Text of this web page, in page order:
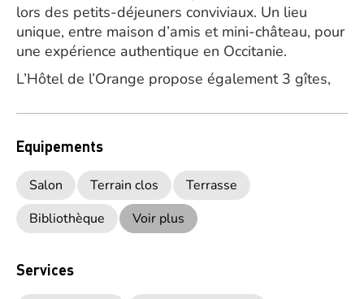
lors des petits-déjeuners conviviaux. Un lieu
unique, entre maison d’amis et mini-château, pour
une expérience authentique en Occitanie.
L’Hôtel de l’Orange propose également 3 gîtes,
Equipements
Salon Terrain clos
Terrasse
Bibliothèque
Voir plus
Services